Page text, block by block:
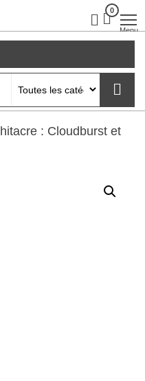
0
Menu
: Cloudburst et